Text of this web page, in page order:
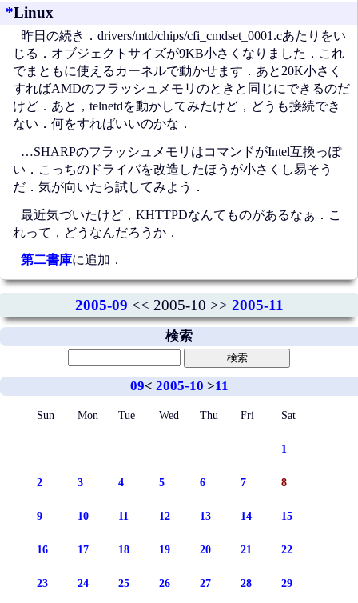
*Linux
昨日の続き．drivers/mtd/chips/cfi_cmdset_0001.cあたりをい
じる．オブジェクトサイズが9KB小さくなりました．これ
でまともに使えるカーネルで動かせます．あと20K小さく
すればAMDのフラッシュメモリのときと同じにできるのだ
けど．あと，telnetdを動かしてみたけど，どうも接続でき
ない．何をすればいいのかな．
…SHARPのフラッシュメモリはコマンドがIntel互換っぽ
い．こっちのドライバを改造したほうが小さくし易そう
だ．気が向いたら試してみよう．
最近気づいたけど，KHTTPDなんてものがあるなぁ．こ
れって，どうなんだろうか．
第二書庫に追加．
2005-09 << 2005-10 >> 2005-11
検索
09< 2005-10 >11
Sun Mon Tue Wed Thu Fri Sat
1
2 3 4 5 6 7 8
9 10 11 12 13 14 15
16 17 18 19 20 21 22
23 24 25 26 27 28 29